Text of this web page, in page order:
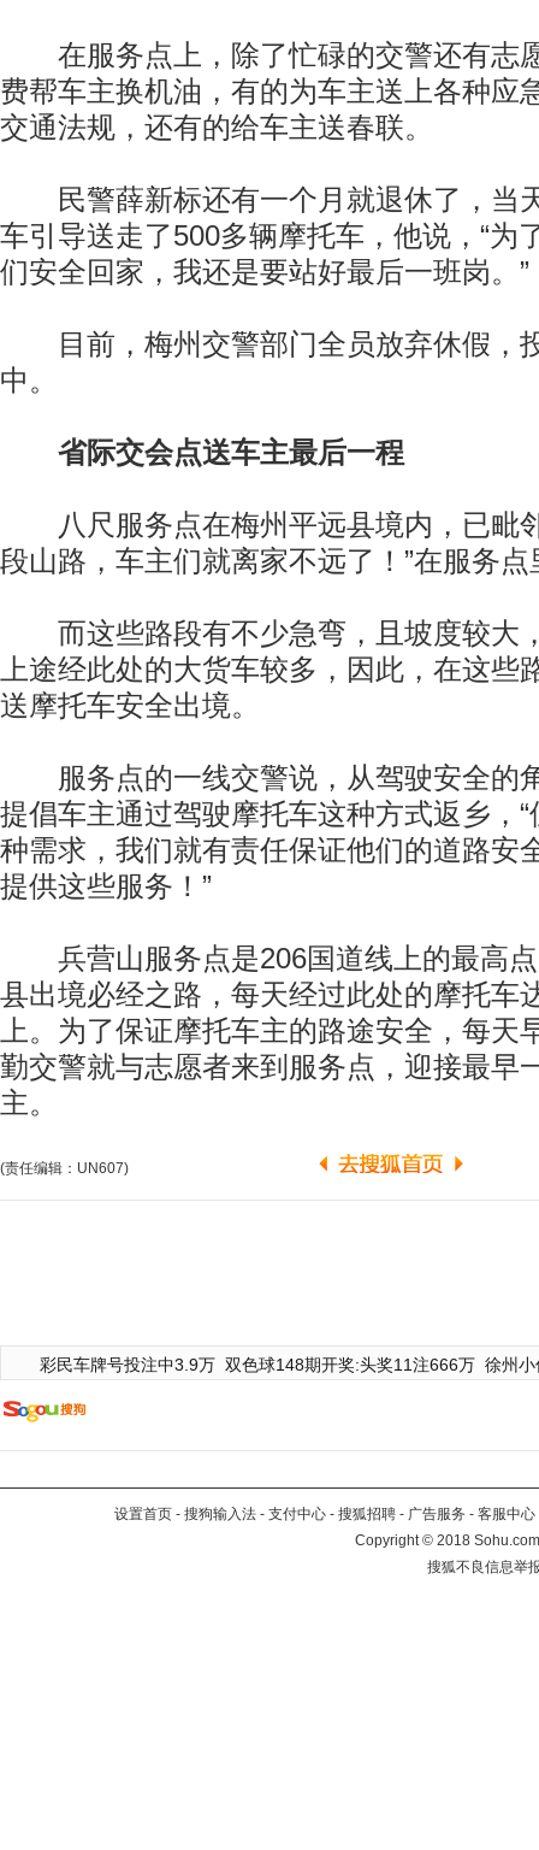
在服务点上，除了忙碌的交警还有志
费帮车主换机油，有的为车主送上各种应
交通法规，还有的给车主送春联。
民警薛新标还有一个月就退休了，当
车引导送走了500多辆摩托车，他说，“为
们安全回家，我还是要站好最后一班岗。”
目前，梅州交警部门全员放弃休假，
中。
省际交会点送车主最后一程
八尺服务点在梅州平远县境内，已毗
段山路，车主们就离家不远了！”在服务
而这些路段有不少急弯，且坡度较大
上途经此处的大货车较多，因此，在这些
送摩托车安全出境。
服务点的一线交警说，从驾驶安全的
提倡车主通过驾驶摩托车这种方式返乡，
种需求，我们就有责任保证他们的道路安
提供这些服务！”
兵营山服务点是206国道线上的最高点
县出境必经之路，每天经过此处的摩托车
上。为了保证摩托车主的路途安全，每天
勤交警就与志愿者来到服务点，迎接最早
主。
(责任编辑：UN607)
彩民车牌号投注中3.9万 双色球148期开奖:头奖11注666万 徐州
设置首页 - 搜狗输入法 - 支付中心 - 搜狐招聘 - 广告服务 - 客服中心
Copyright©2018
搜狐不良信息举